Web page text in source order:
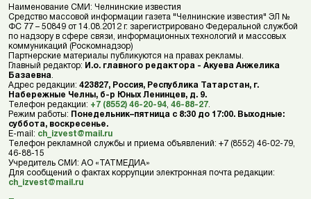
Наименование СМИ: Челнинские известия
Средство массовой информации газета "Челнинские известия" ЭЛ №
ФС 77 – 50849 от 14.08.2012 г. зарегистрировано Федеральной службой
по надзору в сфере связи, информационных технологий и массовых
коммуникаций (Роскомнадзор)
Партнерские материалы публикуются на правах рекламы.
Главный редактор: И.о. главного редактора - Акуева Анжелика
Базаевна
Адрес редакции: 423827, Россия, Республика Татарстан, г.
Набережные Челны, б-р Юных Ленинцев, д. 9.
Телефон редакции: +7 (8552) 46-20-94 46-88-27
Режим работы: Понедельник–пятница с 8:30 до 17:00. Выходные:
суббота, воскресенье.
E-mail: ch_izvest@mail.ru
Телефон рекламной службы и приема объявлений: +7 (8552) 46-02-79,
46-88-15
Учредитель СМИ: АО «ТАТМЕДИА»
Для сообщений о фактах коррупции электронная почта редакции:
ch_izvest@mail.ru